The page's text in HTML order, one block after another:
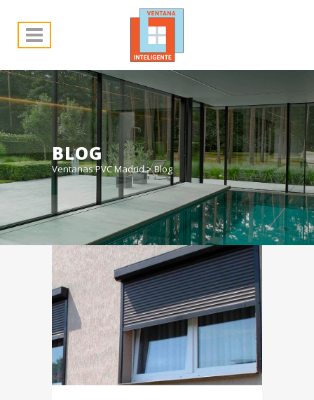
BLOG
Ventanas PVC Madrid>Blog